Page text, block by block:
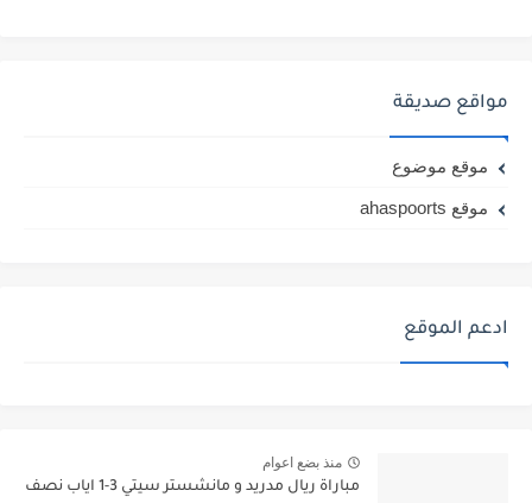
مواقع صديقة
موقع موضوع
موقع ahaspoorts
ادعم الموقع
منذ بضع اعوام
مباراة ريال مدريد و مانشستر سيتي 3-1 اياب نصف